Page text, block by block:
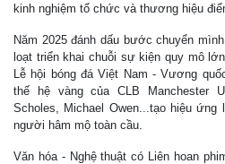
kinh nghiệm tổ chức và thương hiệu
Năm 2025 đánh dấu bước chuyển
loạt triển khai chuỗi sự kiện quy mô
Lễ hội bóng đá Việt Nam - Vương
thế hệ vàng của CLB Manchester
Scholes, Michael Owen...tạo hiệu
người hâm mộ toàn cầu.
Văn hóa - Nghệ thuật có Liên hoan